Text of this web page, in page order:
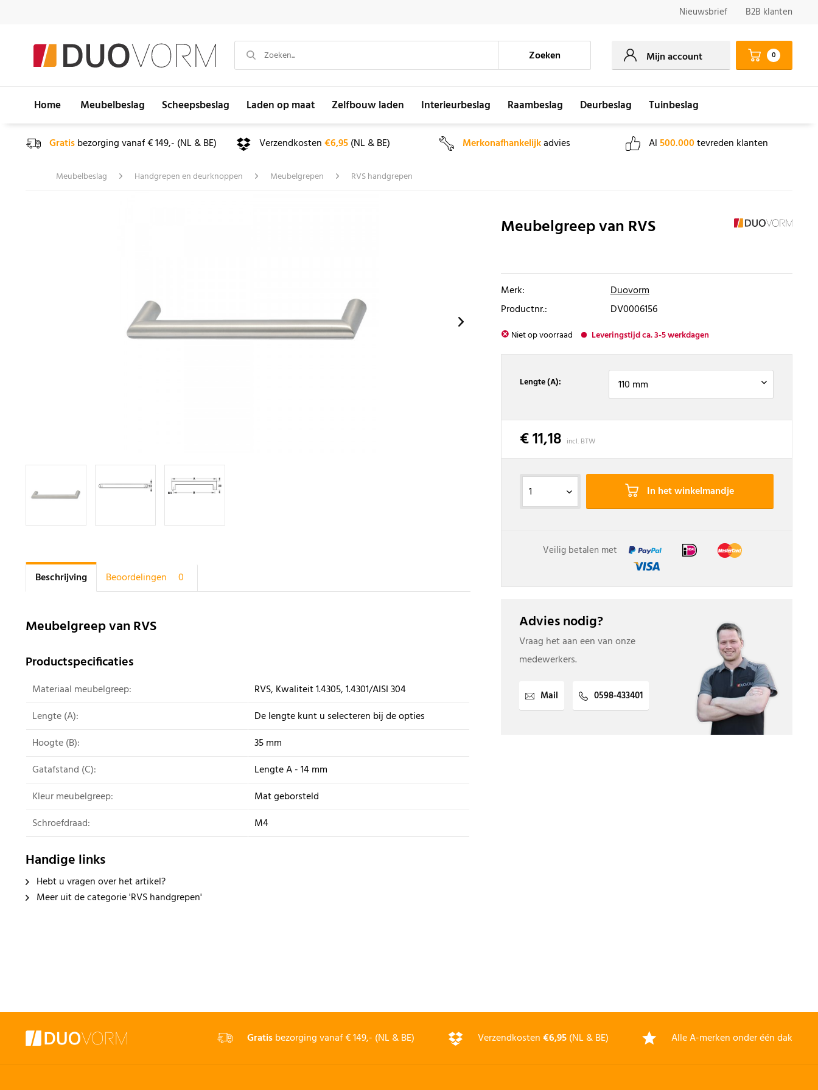
Nieuwsbrief B2B klanten
Zoeken Mijn account 0
Home Meubelbeslag Scheepsbeslag Laden op maat Zelfbouw laden Interieurbeslag Raambeslag Deurbeslag Tuinbeslag
Gratisbezorging vanaf € 149,- (NL & BE) Verzendkosten€6,95(NL & BE) Merkonafhankelijkadvies Al500.000tevreden klanten
Meubelbeslag Handgrepen en deurknoppen Meubelgrepen RVS handgrepen
Meubelgreep van RVS
Beschrijving Beoordelingen 0
Meubelgreep van RVS
Productspecificaties
Materiaal meubelgreep:
RVS, Kwaliteit 1.4305, 1.4301/AISI 304
Lengte (A):
De lengte kunt u selecteren bij de opties
Hoogte (B):
35 mm
Gatafstand (C):
Lengte A - 14 mm
Kleur meubelgreep:
Mat geborsteld
Schroefdraad:
M4
Handige links
Hebt u vragen over het artikel?
Meer uit de categorie 'RVS handgrepen'
Merk:
Duovorm
Productnr.:
DV0006156
Niet op voorraad Leveringstijd ca. 3-5 werkdagen
Lengte (A):
€ 11,18 incl. BTW
In het winkelmandje
Veilig betalen met
Advies nodig?
Vraag het aan een van onze
medewerkers.
Mail 0598-433401
Gratisbezorging vanaf € 149,- (NL & BE) Verzendkosten€6,95(NL & BE) Alle A-merken onder één dak